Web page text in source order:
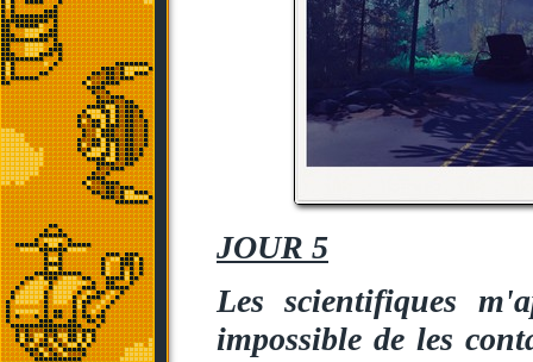
JOUR 5
Les scientifiques
impossible de les